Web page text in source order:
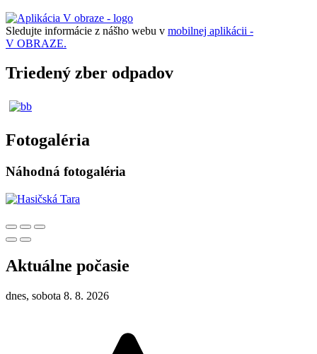
Sledujte informácie z nášho webu v mobilnej aplikácii -
V OBRAZE.
Triedený zber odpadov
Fotogaléria
Náhodná fotogaléria
Aktuálne počasie
dnes, sobota 8. 8. 2026